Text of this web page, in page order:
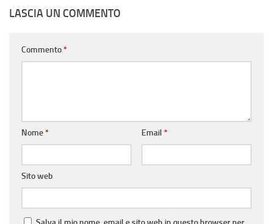
LASCIA UN COMMENTO
Commento*
Nome* Email *
Sito web